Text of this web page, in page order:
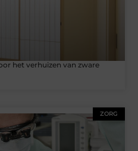
het verhuizen van zware
ZORG